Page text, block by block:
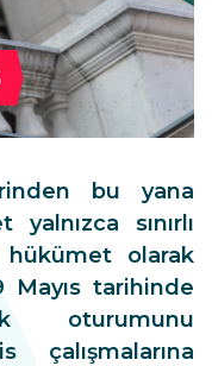
bu yana
sınırlı
olarak
tarihinde
oturumunu